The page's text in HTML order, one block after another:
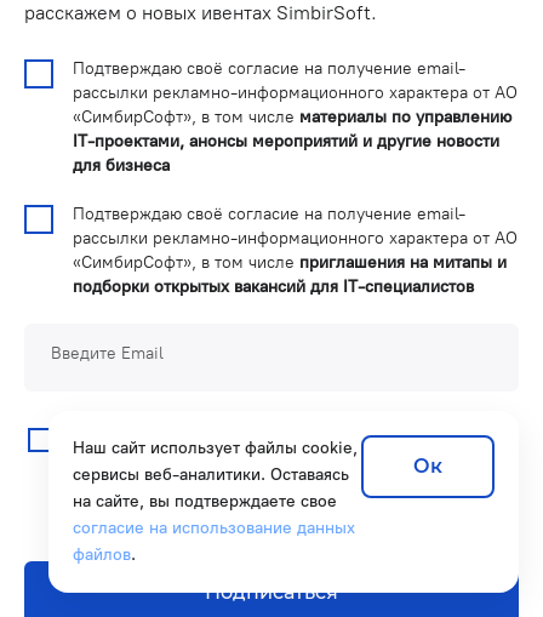
расскажем о новых ивентах SimbirSoft.
Подтверждаю своё согласие на получение email-
рассылки рекламно-информационного характера от АО
«СимбирСофт», в том числе материалы по управлению
IT-проектами, анонсы мероприятий и другие новости
для бизнеса
Подтверждаю своё согласие на получение email-
рассылки рекламно-информационного характера от АО
«СимбирСофт», в том числе приглашения на митапы и
подборки открытых вакансий для IT-специалистов
Введите Email
Нажимая на кнопку «подписаться», я даюСогласие на
обработку персональных данных.
Подробнее об
обработке в
Политике защиты и обработки
персональных данных АО «СимбирСофт»
Подписаться
Наш сайт использует файлы cookie,
сервисы веб-аналитики. Оставаясь
на сайте, вы подтверждаете свое
согласие на использование данных
файлов.
Ок